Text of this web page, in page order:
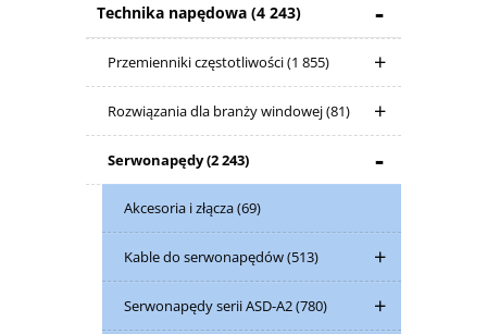
Technika napędowa (4 243)
Przemienniki częstotliwości(1 855)
Rozwiązania dla branży windowej(81)
Serwonapędy(2 243)
Akcesoria i złącza(69)
Kable do serwonapędów(513)
Serwonapędy serii ASD-A2(780)